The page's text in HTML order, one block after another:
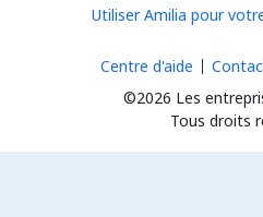
Utiliser Amilia pour
©2026 Les
Tous droits
Centre d'aide